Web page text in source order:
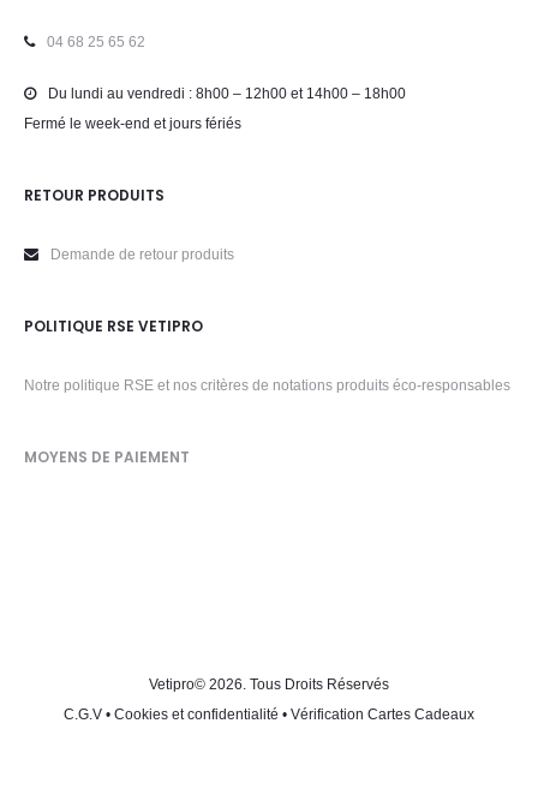
04 68 25 65 62
Du lundi au vendredi : 8h00 – 12h00 et 14h00 – 18h00
Fermé le week-end et jours fériés
RETOUR PRODUITS
Demande de retour produits
POLITIQUE RSE VETIPRO
Notre politique RSE et nos critères de notations produits éco-responsables
MOYENS DE PAIEMENT
Vetipro© 2026. Tous Droits Réservés
C.G.V • Cookies et confidentialité • Vérification Cartes Cadeaux